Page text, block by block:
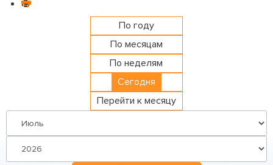
По году
По месяцам
По неделям
Сегодня
Перейти к месяцу